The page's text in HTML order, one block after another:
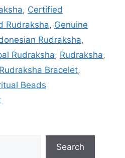
, Certified
Rudraksha, Genuine
Rudraksha,
Rudraksha, Rudraksha,
Rudraksha Bracelet,
Beads
Search